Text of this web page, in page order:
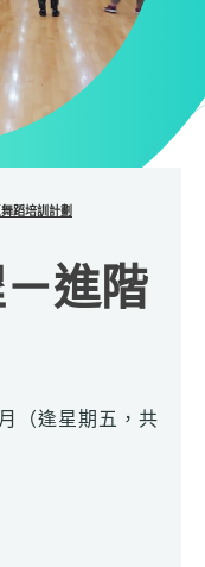
蹈培訓計劃
進階
（逢星期五，共